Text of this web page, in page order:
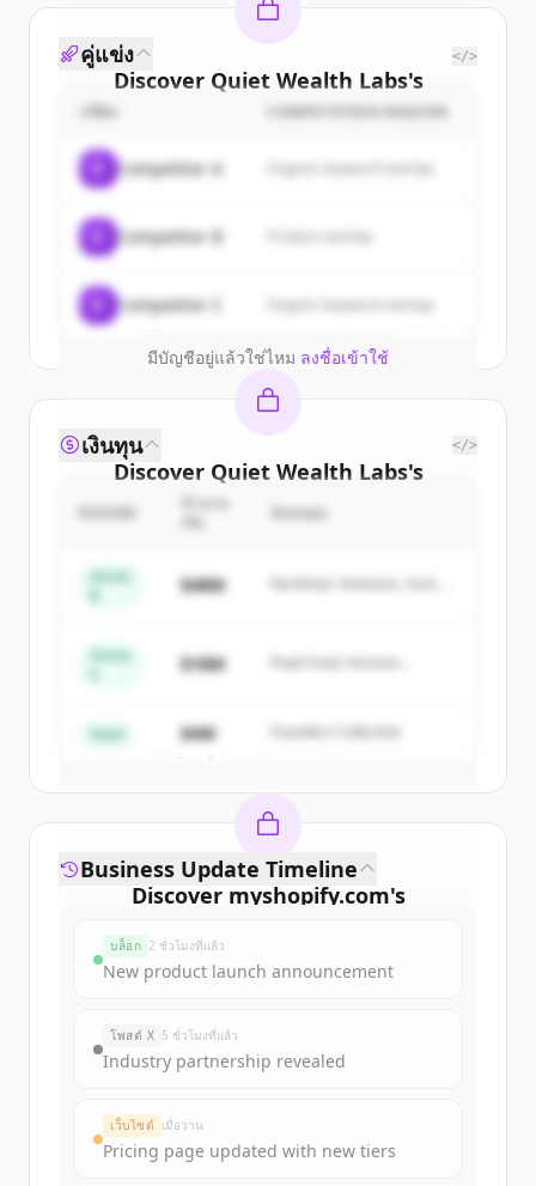
Discover Quiet Wealth Labs's
customers
Sign up for free to view all
ofQuiet Wealth Labs
New accounts include trial credits to
get started.
Create Free Account
มีบัญชีอยู่แล้วใช่ไหม ลงชื่อเข้าใช้
คู่แข่ง </>
COMPETITION REASON
Competitor A Organic keyword overlap
Competitor B
Competitor C Organic keyword overlap
Discover Quiet Wealth Labs's
competitors
ofQuiet Wealth Labs.
New accounts include trial credits to
มีบัญชีอยู่แล้วใช่ไหม
เงินทุน </>
นักลงทุน
Series
$48M
Northstar Ventures, Summit
Series
$18M
Peak Fund, Horizon
Seed $4M Founders Collective
Discover myshopify.com's
Sign up for free to view allfunding
New accounts include trial credits to
get started.
Create Free Account
Business Update Timeline
บล็อก 2 ชั่วโมงที่แล้ว
New product launch announcement
โพสต์ X 5 ชั่วโมงที่แล้ว
Industry partnership revealed
เว็บไซต์ เมื่อวาน
Pricing page updated with new tiers